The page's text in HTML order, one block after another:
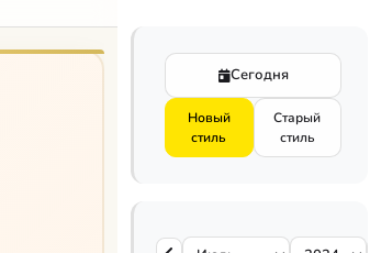
Сегодня
Новый
стиль
Старый
стиль